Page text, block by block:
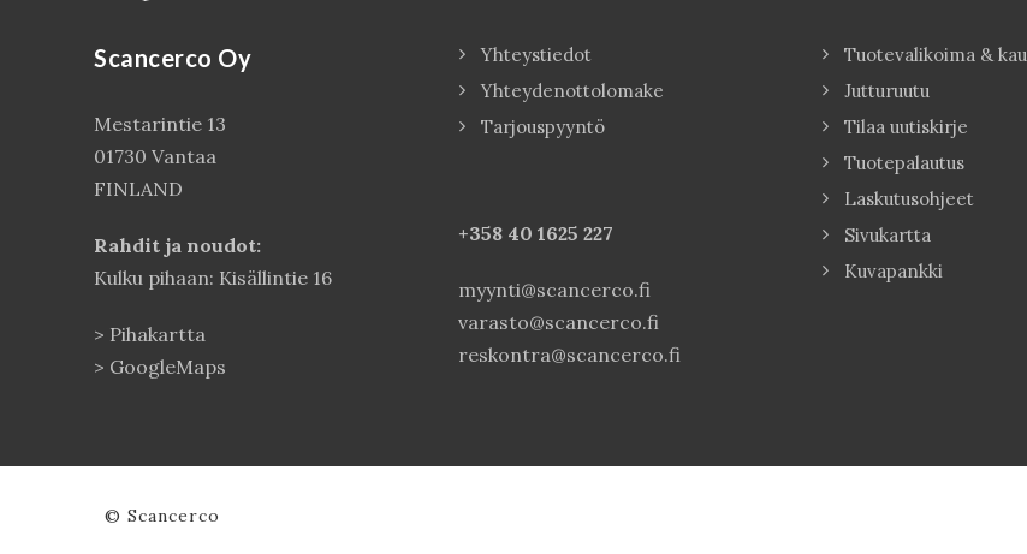
Scancerco Oy
Mestarintie 13
01730 Vantaa
FINLAND
Rahdit ja noudot:
Kulku pihaan: Kisällintie 16
> Pihakartta
> GoogleMaps
Yhteystiedot
Yhteydenottolomake
Tarjouspyyntö
+358 40 1625 227
myynti@scancerco.fi
varasto@scancerco.fi
reskontra@scancerco.fi
Tuotevalikoima &
Jutturuutu
Tilaa uutiskirje
Tuotepalautus
Laskutusohjeet
Sivukartta
Kuvapankki
© Scancerco